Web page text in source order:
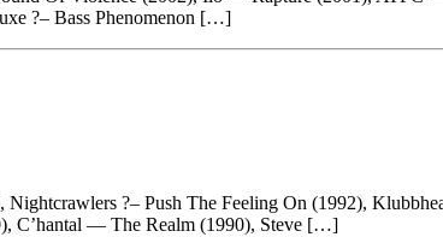
?– Bass Phenomenon […]
?– Push The Feeling On (1992),
C’hantal — The Realm (1990), Steve […]